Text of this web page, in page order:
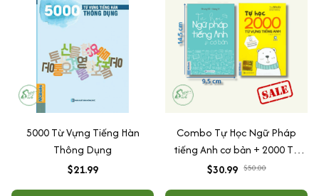
5000 Từ Vựng Tiếng Hàn
Thông Dụng
$21.99
Combo Tự Học Ngữ Pháp
tiếng Anh cơ bản + 2000 Từ
Vựng
$30.99 $50.00